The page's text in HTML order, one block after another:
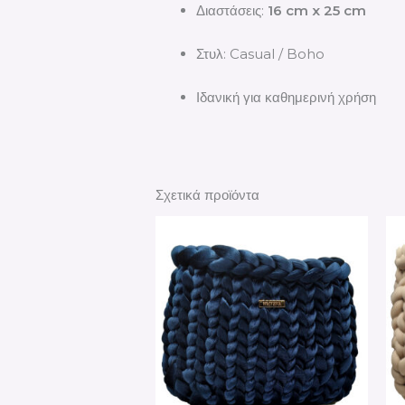
Διαστάσεις: 16 cm x 25 cm
Στυλ: Casual / Boho
Ιδανική για καθημερινή χρήση
Σχετικά προϊόντα
το
Οι